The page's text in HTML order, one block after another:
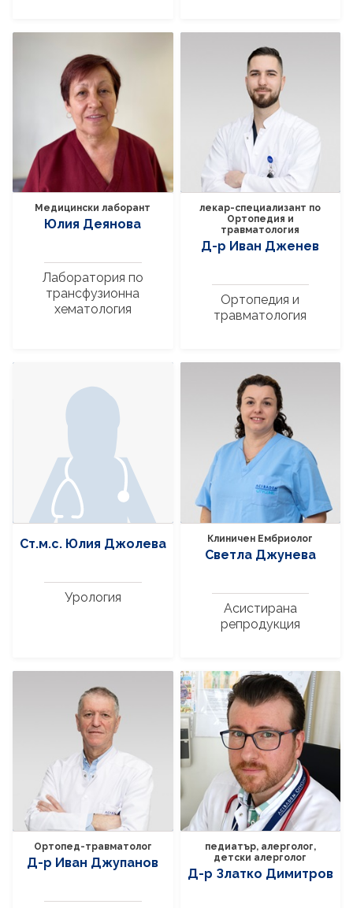
Медицински лаборант
Юлия Деянова
Лаборатория по
трансфузионна
хематология
лекар-специализант по
Ортопедия и
травматология
Д-р Иван Дженев
Ортопедия и
травматология
Ст.м.с. Юлия Джолева
Урология
Клиничен Ембриолог
Светла Джунева
Асистирана
репродукция
Ортопед-травматолог
Д-р Иван Джупанов
педиатър, алерголог,
детски алерголог
Д-р Златко Димитров